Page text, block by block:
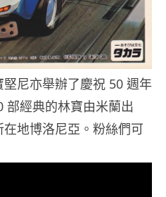
尼亦舉辦了慶祝 50 週年
部經典的林寶由米蘭出
地博洛尼亞。粉絲們可